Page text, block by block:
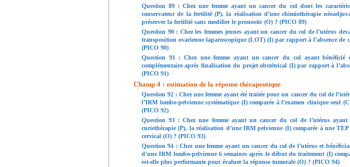
Question 89 : Chez une femme ayant un cancer du col dont les
conservateur de la fertilité (P), la réalisation d’une chimiothérapie
préserver la fertilité sans modifier le pronostic (O) ? (PICO 89)
Question 90 : Chez les femmes jeunes ayant un cancer du col de l’utérus
transposition ovarienne laparoscopique (LOT) (I) par rapport à l’absence de
(PICO 90)
Question 91 : Chez une femme ayant un cancer du col ayant bénéficié
complémentaire après finalisation du projet obstétrical (I) par rapport à
(PICO 91)
Champ 4 : estimation de la réponse thérapeutique
Question 92 : Chez une femme ayant été traitée pour un cancer du col de
l’IRM lombo-pelvienne systématique (I) comparée à l’examen clinique seul
(PICO 92)
Question 93 : Chez une femme ayant un cancer du col de l’utérus ayant
curiethérapie (P), la réalisation d’une IRM pelvienne (I) comparée à une
cervical (O) ? (PICO 93)
Question 94 : Chez une femme ayant un cancer du col de l’utérus et
d’une IRM lombo-pelvienne 6 semaines après le début du traitement (I)
est-elle plus performante pour évaluer la réponse tumorale (O) ? (PICO 94)